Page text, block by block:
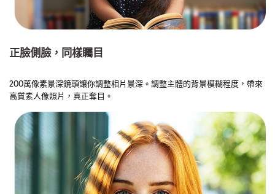
正臉側臉，同樣矚目
200萬像素景深鏡頭讓你調整相片景深。調整主體的背景模糊程度，帶來
高質素人像照片，真正奪目。